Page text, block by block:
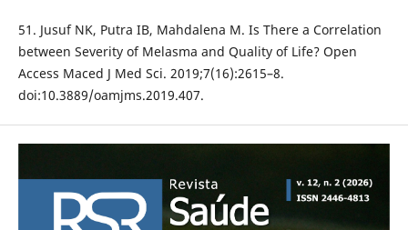
51. Jusuf NK, Putra IB, Mahdalena M. Is There a Correlation
between Severity of Melasma and Quality of Life? Open
Access Maced J Med Sci. 2019;7(16):2615–8.
doi:10.3889/oamjms.2019.407.